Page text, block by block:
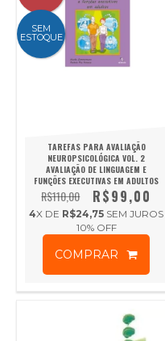
SEM
ESTOQUE
TAREFAS PARA AVALIAÇÃO
NEUROPSICOLÓGICA VOL. 2
AVALIAÇÃO DE LINGUAGEM E
FUNÇÕES EXECUTIVAS EM ADULTOS
R$110,00
10% OFF
R$99,00
4X DE R$24,75 SEM JUROS
COMPRAR